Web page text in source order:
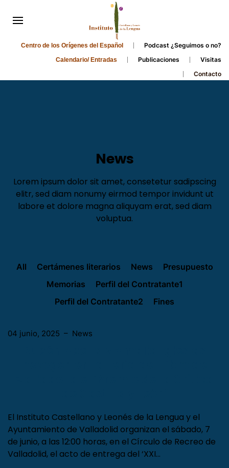
Centro de los Orígenes del Español Podcast ¿Seguimos o no?
Calendario/ Entradas Publicaciones
Visitas
Contacto
News
Lorem ipsum dolor sit amet, consetetur sadipscing
elitr, sed diam nonumy eirmod tempor invidunt ut
labore et dolore magna aliquyam erat, sed diam
voluptua.
All Certámenes literarios News
Presupuesto
Memorias
Perfil del Contratante1
Perfil del Contratante2
Fines
04 junio, 2025 – News
El Instituto Castellano y Leonés de la Lengua y el
Ayuntamiento de Valladolid organizan el sábado, 7
de junio, a las 12:00 horas, en el Círculo de Recreo de
Valladolid, el acto de entrega del ‘XXI…